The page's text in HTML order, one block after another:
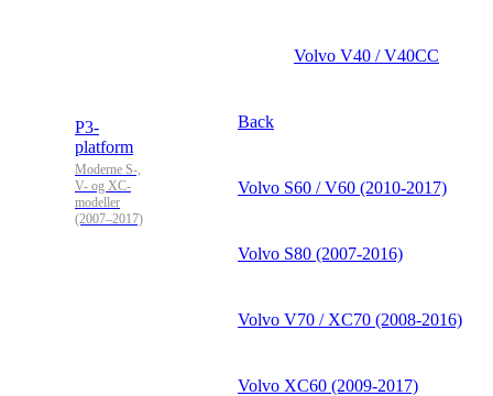
Volvo V40 / V40CC
P3-
platform
Moderne S-,
V- og XC-
modeller
(2007–2017)
Back
Volvo S60 / V60 (2010-2017)
Volvo S80 (2007-2016)
Volvo V70 / XC70 (2008-2016)
Volvo XC60 (2009-2017)